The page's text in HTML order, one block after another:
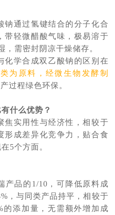
钠通过氢键结合的分子化合
带轻微醋酸气味，极易溶于
需密封阴凉干燥储存。
化学合成双乙酸钠的区别在
为原料，经微生物发酵制
产过程绿色环保。
有什么优势 ？
焦实用性与经济性，相较于
形成差异化竞争力，贴合食
5个方面。
产品的1/10，可降低原料成
，与同类产品持平，相较于
的添加量，无需额外增加成